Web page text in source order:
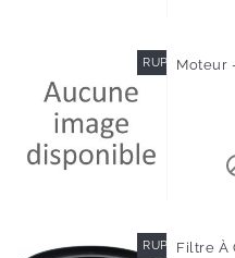
RUPTURE DE
Moteur
RUPTURE DE
Filtre À